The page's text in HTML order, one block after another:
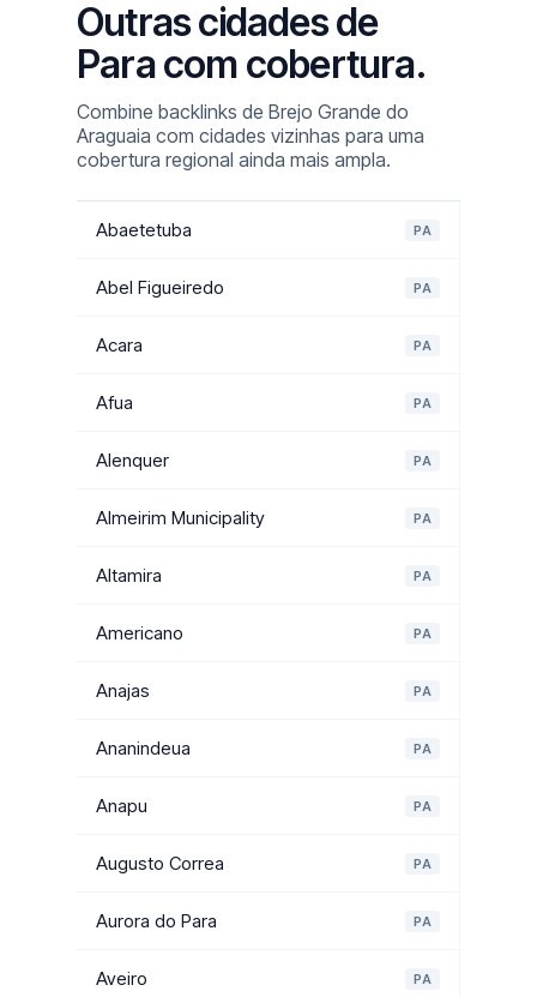
Outras cidades de
Para com cobertura.
Combine backlinks de Brejo Grande do
Araguaia com cidades vizinhas para uma
cobertura regional ainda mais ampla.
Abaetetuba PA
Abel Figueiredo PA
Acara PA
Afua PA
Alenquer PA
Almeirim Municipality PA
Altamira PA
Americano PA
Anajas PA
Ananindeua PA
Anapu PA
Augusto Correa PA
Aurora do Para PA
Aveiro PA